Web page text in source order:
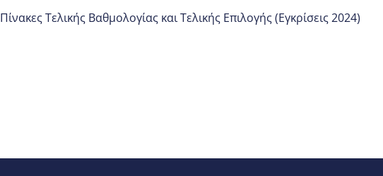
Πίνακες Τελικής Βαθμολογίας και Τελικής Επιλογής (Εγκρίσεις 2024)